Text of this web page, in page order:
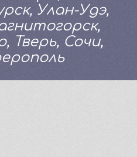
Улан-Удэ,
Тверь, Сочи,